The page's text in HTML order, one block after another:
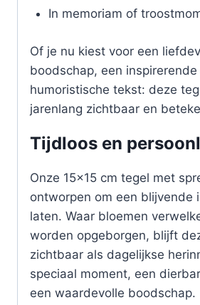
In memoriam of
Of je nu kiest voor een
boodschap, een
humoristische tekst: deze
jarenlang zichtbaar en
Tijdloos en
Onze 15×15 cm tegel met
ontworpen om een blijvende
laten. Waar bloemen
worden opgeborgen, blijft
zichtbaar als dagelijkse
speciaal moment, een
een waardevolle boodschap.